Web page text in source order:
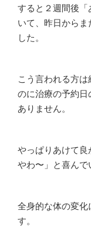
すると２週間後
いて、昨日から
した。
こう言われる方
のに治療の予約日
ありません。
やっぱりあけて
やわ〜」と喜んで
全身的な体の変
す。